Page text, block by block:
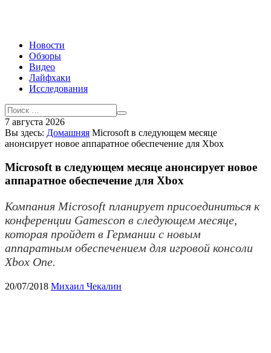
Новости
Обзоры
Видео
Лайфхаки
Исследования
7 августа 2026
Вы здесь: Домашняя Microsoft в следующем месяце
анонсирует новое аппаратное обеспечение для Xbox
Microsoft в следующем месяце анонсирует новое
аппаратное обеспечение для Xbox
Компания Microsoft планирует присоединиться к
конференции Gamescon в следующем месяце,
которая пройдет в Германии с новым
аппаратным обеспечением для игровой консоли
Xbox One.
20/07/2018 Михаил Чекалин